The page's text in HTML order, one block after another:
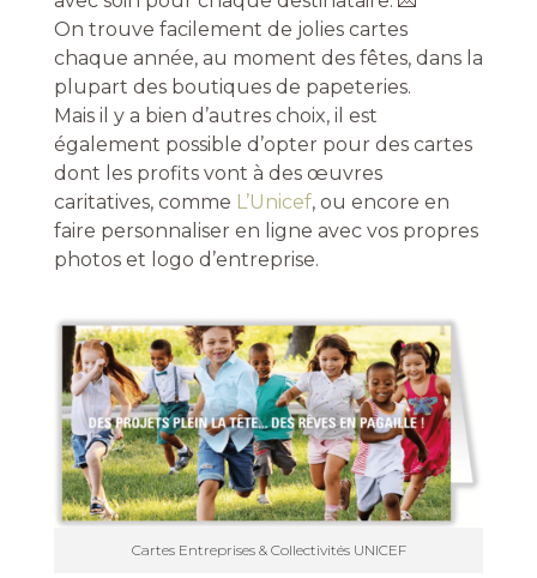
On trouve facilement de jolies cartes
chaque année, au moment des fêtes, dans la
plupart des boutiques de papeteries.
Mais il y a bien d’autres choix, il est
également possible d’opter pour des cartes
dont les profits vont à des œuvres
caritatives, comme L’Unicef, ou encore en
faire personnaliser en ligne avec vos propres
photos et logo d’entreprise.
Cartes Entreprises & Collectivités UNICEF